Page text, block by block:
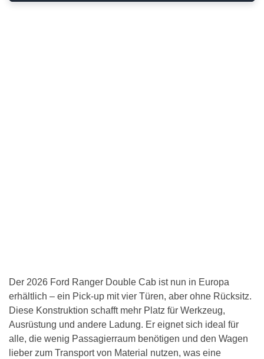
Der 2026 Ford Ranger Double Cab ist nun in Europa
erhältlich – ein Pick-up mit vier Türen, aber ohne Rücksitz.
Diese Konstruktion schafft mehr Platz für Werkzeug,
Ausrüstung und andere Ladung. Er eignet sich ideal für
alle, die wenig Passagierraum benötigen und den Wagen
lieber zum Transport von Material nutzen, was eine